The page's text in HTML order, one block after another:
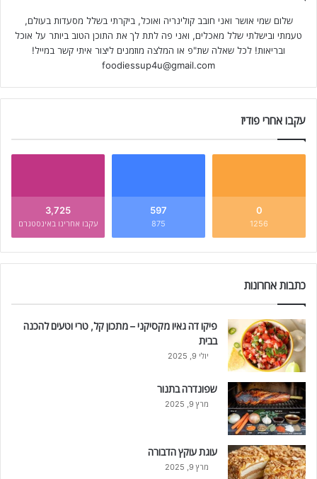
שלום שמי אושר ואני חובב קולינריה ואוכל, ביקרתי בשלל מסעדות בעולם,
טעמתי ובישלתי שלל מאכלים, ואני פה לתת לך את התוכן הטוב ביותר על אוכל
ובריאות! לכל שאלה שת"פ או המלצה מוזמנים ליצור איתי קשר במייל!
foodiessup4u@gmail.com
עקבו אחרי פודיז
0
1256
597
875
3,725
עקבו אחרינו באינסטגרם
כתבות אחרונות
פיקו דה גאיו מקסיקני – מתכון קל, טרי וטעים להכנה
בבית
יולי 9, 2025
שפונדרה בתנור
מרץ 9, 2025
עוגת עוקץ הדבורה
מרץ 9, 2025